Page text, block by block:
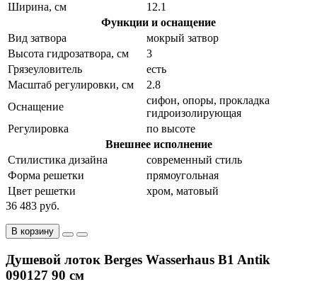
Ширина, см
12.1
Функции и оснащение
Вид затвора
мокрый затвор
Высота гидрозатвора, см
3
Грязеуловитель
есть
Масштаб регулировки, см
2.8
Оснащение
сифон, опоры, прокладка
гидроизолирующая
Регулировка
по высоте
Внешнее исполнение
Стилистика дизайна
современный стиль
Форма решетки
прямоугольная
Цвет решетки
хром, матовый
36 483 руб.
В корзину
Душевой лоток Berges Wasserhaus B1 Antik
090127 90 см